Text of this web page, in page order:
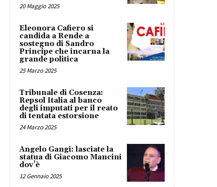
20 Maggio 2025
Eleonora Cafiero si
candida a Rende a
sostegno di Sandro
Principe che incarna la
grande politica
25 Marzo 2025
Tribunale di Cosenza:
Repsol Italia al banco
degli imputati per il reato
di tentata estorsione
24 Marzo 2025
Angelo Gangi: lasciate la
statua di Giacomo Mancini
dov’è
12 Gennaio 2025